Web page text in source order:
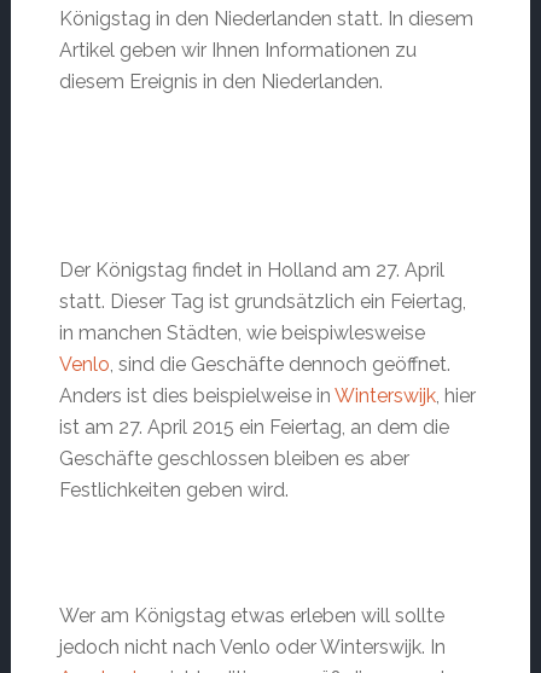
Königstag in den Niederlanden statt. In diesem
Artikel geben wir Ihnen Informationen zu
diesem Ereignis in den Niederlanden.
Der Königstag findet in Holland am 27. April
statt. Dieser Tag ist grundsätzlich ein Feiertag,
in manchen Städten, wie beispiwlesweise
Venlo, sind die Geschäfte dennoch geöffnet.
Anders ist dies beispielweise in Winterswijk, hier
ist am 27. April 2015 ein Feiertag, an dem die
Geschäfte geschlossen bleiben es aber
Festlichkeiten geben wird.
Wer am Königstag etwas erleben will sollte
jedoch nicht nach Venlo oder Winterswijk. In